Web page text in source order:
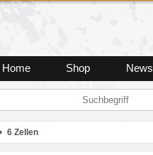
Home Shop News
6 Zellen